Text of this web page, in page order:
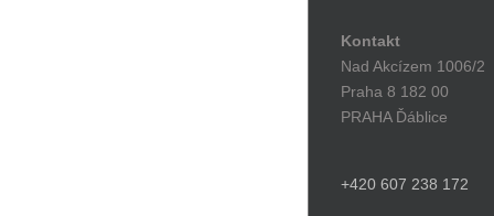
Kontakt
Nad Akcízem 1006/2
Praha 8 182 00
PRAHA Ďáblice
+420 607 238 172